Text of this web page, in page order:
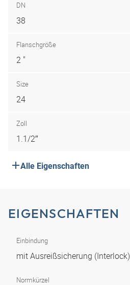
DN
38
Flanschgröße
2 "
Size
24
Zoll
1.1/2″
Alle Eigenschaften
EIGENSCHAFTEN
Einbindung
mit Ausreißsicherung (Interlock)
Normkürzel